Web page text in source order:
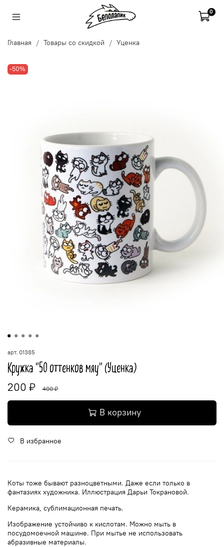
0
Главная Товары со скидкой Уценка
-50%
арт. 01385
Кружка "50 оттенков мяу" (Уценка)
200 ₽ 400 ₽
В корзину
В избранное
Коты тоже бывают разноцветными. Даже если только в
фантазиях художника. Иллюстрация Дарьи Токрановой.
Керамика, сублимационная печать.
Изображение устойчиво к кислотам. Можно мыть в
посудомоечной машине. При мытье не использовать
абразивные материалы.